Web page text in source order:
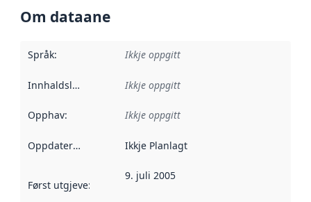
Om dataane
Språk: Ikkje oppgitt
Innhaldsleverandørar :
Ikkje oppgitt
Opphav: Ikkje oppgitt
Oppdateringsfrekvens :
Ikkje Planlagt
Først utgjeve: Denne datoen seier når dataa i dette
9. juli 2005